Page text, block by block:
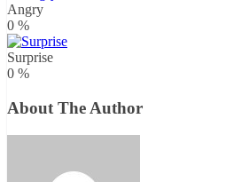
Angry
0 %
Surprise
0 %
About The Author